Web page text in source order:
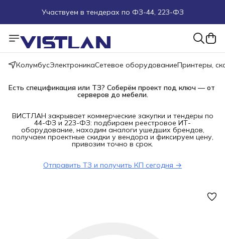
Участвуем в тендерах по ФЗ-44, 223-ФЗ
Поможем подобрать оборудование под ТЗ
Пуско-наладочные работы
Пришлите запрос на e-mail или в чат
КолумбусЭлектроникаСетевое оборудованиеПринтеры,
Есть спецификация или ТЗ? Соберём проект под ключ — от
серверов до мебели.
ВИСТЛАН закрывает коммерческие закупки и тендеры по
44-ФЗ и 223-ФЗ: подбираем реестровое ИТ-
оборудование, находим аналоги ушедших брендов,
получаем проектные скидки у вендора и фиксируем цену,
привозим точно в срок.
Отправить ТЗ и получить КП сегодня →